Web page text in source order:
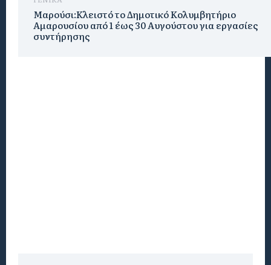
Μαρούσι:Κλειστό το Δημοτικό Κολυμβητήριο
Αμαρουσίου από 1 έως 30 Αυγούστου για εργασίες
συντήρησης